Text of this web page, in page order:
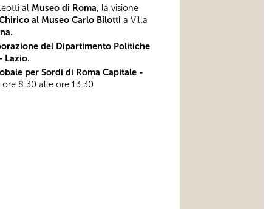
al Museo di Roma, la visione
al Museo Carlo Bilotti a Villa
del Dipartimento Politiche
Lazio.
per Sordi di Roma Capitale -
8.30 alle ore 13.30